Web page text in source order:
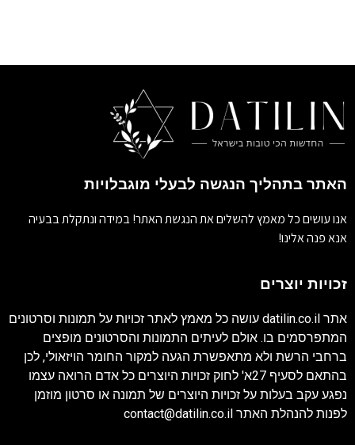
האתר בתהליך הנגשה לבעלי מוגבלויות
אנו עושים כל מאמץ להשלים את הנגשת האתר! במידה ונתקלת בבעיה
אנא פנה אלינו!
זכויות יוצרים
אתר datilin.co.il עושה כל מאמץ לאתר זכויות על תמונות וסרטונים
המתפרסמים בו. אולם לעיתים התמונות והסרטונים מופצים
ברחבי הרשת ולא מתאפשרת הגעה למקור החומר הויזאולי, לכן
בהתאם לסעיף 27א' לחוק זכויות היוצרים כל אדם הרואה עצמו
נפגע עקב בעלות על זכויות היוצרים של תמונה או סרטון מוזמן
לפנות להנהלת האתר contact@datilin.co.il